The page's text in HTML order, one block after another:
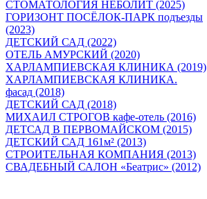
СТОМАТОЛОГИЯ НЕБОЛИТ (2025)
ГОРИЗОНТ ПОСЁЛОК-ПАРК подъезды
(2023)
ДЕТСКИЙ САД (2022)
ОТЕЛЬ АМУРСКИЙ (2020)
ХАРЛАМПИЕВСКАЯ КЛИНИКА (2019)
ХАРЛАМПИЕВСКАЯ КЛИНИКА.
фасад (2018)
ДЕТСКИЙ САД (2018)
МИХАИЛ СТРОГОВ кафе-отель (2016)
ДЕТСАД В ПЕРВОМАЙСКОМ (2015)
ДЕТСКИЙ САД 161м² (2013)
СТРОИТЕЛЬНАЯ КОМПАНИЯ (2013)
СВАДЕБНЫЙ САЛОН «Беатрис» (2012)